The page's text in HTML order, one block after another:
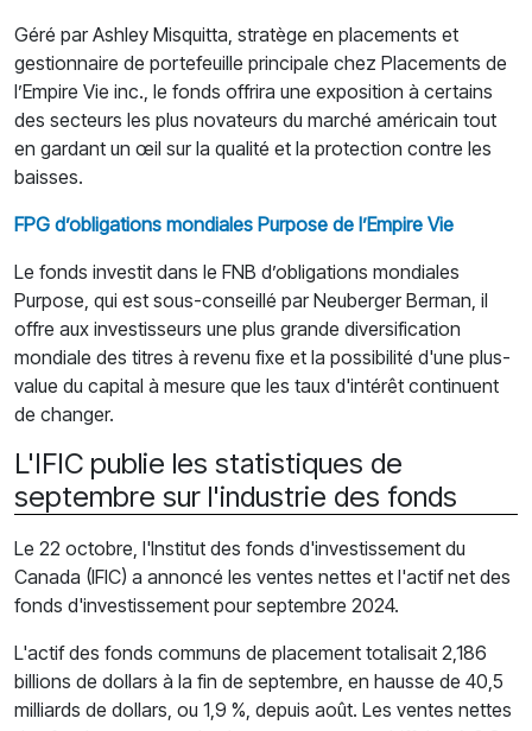
Géré par Ashley Misquitta, stratège en placements et
gestionnaire de portefeuille principale chez Placements de
l’Empire Vie inc., le fonds offrira une exposition à certains
des secteurs les plus novateurs du marché américain tout
en gardant un œil sur la qualité et la protection contre les
baisses.
FPG d’obligations mondiales Purpose de l’Empire Vie
Le fonds investit dans le FNB d’obligations mondiales
Purpose, qui est sous-conseillé par Neuberger Berman, il
offre aux investisseurs une plus grande diversification
mondiale des titres à revenu fixe et la possibilité d'une plus-
value du capital à mesure que les taux d'intérêt continuent
de changer.
L'IFIC publie les statistiques de
septembre sur l'industrie des fonds
Le 22 octobre, l'Institut des fonds d'investissement du
Canada (IFIC) a annoncé les ventes nettes et l'actif net des
fonds d'investissement pour septembre 2024.
L'actif des fonds communs de placement totalisait 2,186
billions de dollars à la fin de septembre, en hausse de 40,5
milliards de dollars, ou 1,9 %, depuis août. Les ventes nettes